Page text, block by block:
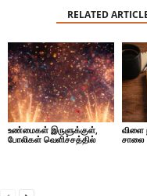
RELATED
உண்மைகள் இருளுக்குள்,
போலிகள் வெளிச்சத்தில்
விளை
சாலை